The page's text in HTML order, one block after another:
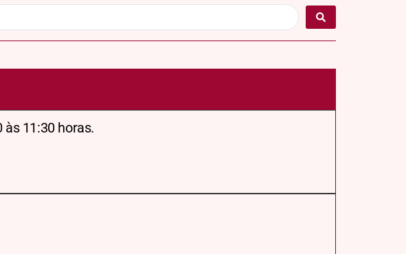
às 11:30 horas.